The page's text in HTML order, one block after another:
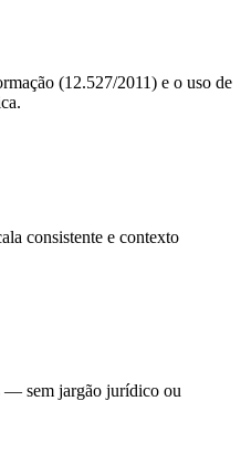
(12.527/2011) e o uso de
consistente e contexto
— sem jargão jurídico ou